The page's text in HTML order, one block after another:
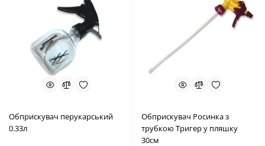
Обприскувач перукарський
0.33л
Обприскувач Росинка з
трубкою Тригер у пляшку
30см